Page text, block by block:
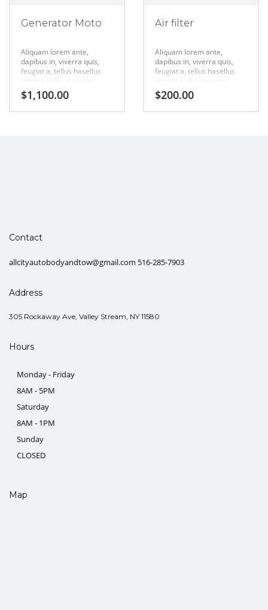
Generator Moto
Aliquam lorem ante,
dapibus in, viverra quis,
feugiat a, tellus hasellus
viverra nulla ut metus
varius laort, uisque rutrum.
Aenean imperdiet. Etiam
$1,100.00
Air filter
Aliquam lorem ante,
dapibus in, viverra quis,
feugiat a, tellus hasellus
viverra nulla ut metus
varius laort, uisque rutrum.
Aenean imperdiet. Etiam
$200.00
Contact
allcityautobodyandtow@gmail.com 516-285-7903
Address
305 Rockaway Ave, Valley Stream, NY 11580
Hours
Monday - Friday
8AM - 5PM
Saturday
8AM - 1PM
Sunday
CLOSED
Map